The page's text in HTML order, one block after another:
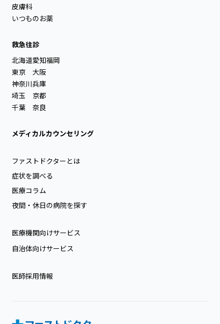
皮膚科
いつものお薬
救急往診
北海道
東京
神奈川
埼玉
千葉
愛知
大阪
兵庫
京都
奈良
福岡
メディカルカウンセリング
ファストドクターとは
症状を調べる
医療コラム
夜間・休日の病院を探す
医療機関向けサービス
自治体向けサービス
医師採用情報